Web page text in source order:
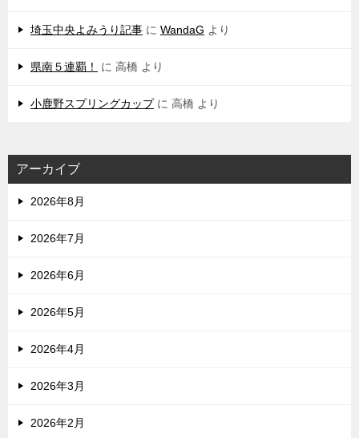
埼玉中央よみうり記事 に WandaG より
県南５連覇！ に 高橋 より
小鹿野スプリングカップに 高橋 より
アーカイブ
2026年8月
2026年7月
2026年6月
2026年5月
2026年4月
2026年3月
2026年2月